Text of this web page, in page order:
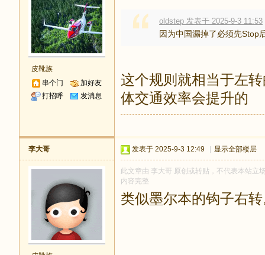
皮靴族
串个门
加好友
打招呼
发消息
oldstep 发表于 2025-9-3 11:53
因为中国漏掉了必须先Stop
这个规则就相当于左
体交通效率会提升的
李大哥 发表于 2025-9-3 12:49 显示全部楼层
此文章由 李大哥 原创或转贴，不代表本站立
内容完整
类似墨尔本的钩子右